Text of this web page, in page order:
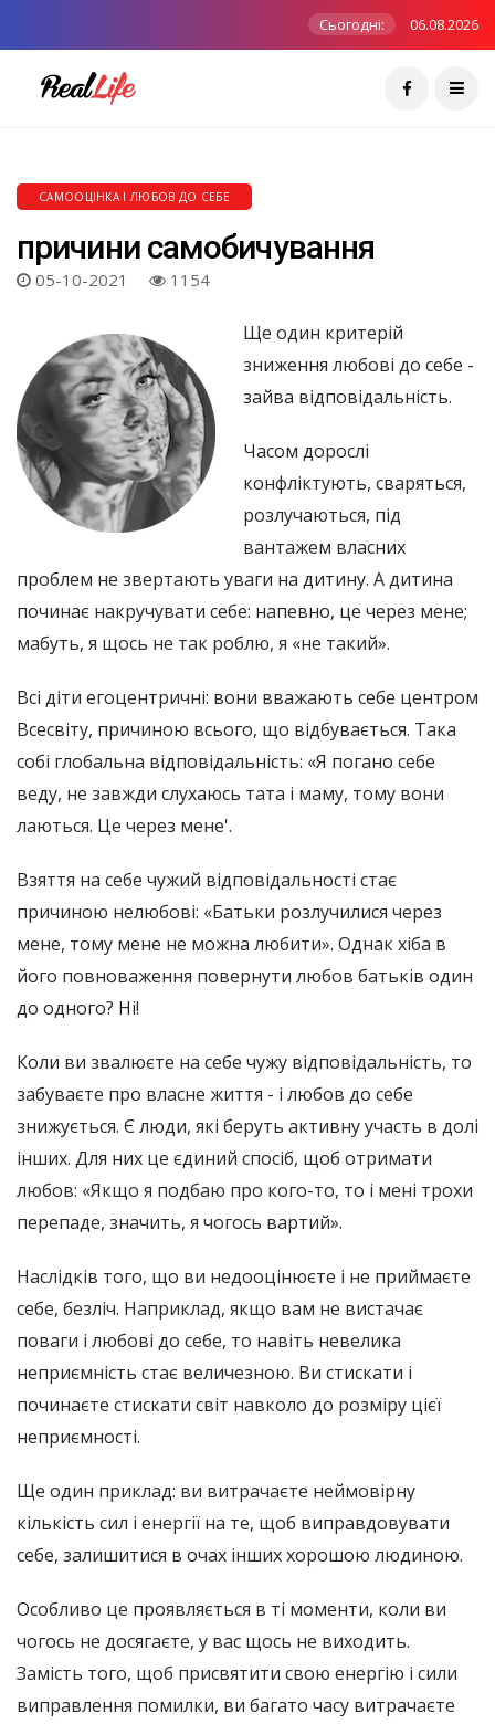
Сьогодні: 06.08.2026
САМООЦІНКА І ЛЮБОВ ДО СЕБЕ
причини самобичування
05-10-2021 1154
Ще один критерій
зниження любові до себе -
зайва відповідальність.
Часом дорослі
конфліктують, сваряться,
розлучаються, під
вантажем власних
проблем не звертають уваги на дитину. А дитина
починає накручувати себе: напевно, це через мене;
мабуть, я щось не так роблю, я «не такий».
Всі діти егоцентричні: вони вважають себе центром
Всесвіту, причиною всього, що відбувається. Така
собі глобальна відповідальність: «Я погано себе
веду, не завжди слухаюсь тата і маму, тому вони
лаються. Це через мене'.
Взяття на себе чужий відповідальності стає
причиною нелюбові: «Батьки розлучилися через
мене, тому мене не можна любити». Однак хіба в
його повноваження повернути любов батьків один
до одного? Ні!
Коли ви звалюєте на себе чужу відповідальність, то
забуваєте про власне життя - і любов до себе
знижується. Є люди, які беруть активну участь в долі
інших. Для них це єдиний спосіб, щоб отримати
любов: «Якщо я подбаю про кого-то, то і мені трохи
перепаде, значить, я чогось вартий».
Наслідків того, що ви недооцінюєте і не приймаєте
себе, безліч. Наприклад, якщо вам не вистачає
поваги і любові до себе, то навіть невелика
неприємність стає величезною. Ви стискати і
починаєте стискати світ навколо до розміру цієї
неприємності.
Ще один приклад: ви витрачаєте неймовірну
кількість сил і енергії на те, щоб виправдовувати
себе, залишитися в очах інших хорошою людиною.
Особливо це проявляється в ті моменти, коли ви
чогось не досягаєте, у вас щось не виходить.
Замість того, щоб присвятити свою енергію і сили
виправлення помилки, ви багато часу витрачаєте